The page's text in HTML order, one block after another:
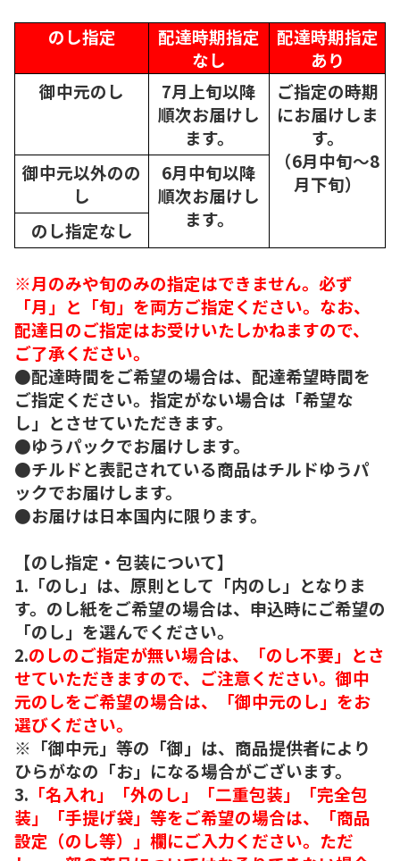
のし指定
配達時期指定
なし
配達時期指定
あり
御中元のし
7月上旬以降
順次お届けし
ます。
ご指定の時期
にお届けしま
す。
（6月中旬～8
月下旬）
御中元以外のの
し
6月中旬以降
順次お届けし
ます。
のし指定なし
※月のみや旬のみの指定はできません。必ず
「月」と「旬」を両方ご指定ください。なお、
配達日のご指定はお受けいたしかねますので、
ご了承ください。
●配達時間をご希望の場合は、配達希望時間を
ご指定ください。指定がない場合は「希望な
し」とさせていただきます。
●ゆうパックでお届けします。
●チルドと表記されている商品はチルドゆうパ
ックでお届けします。
●お届けは日本国内に限ります。
【のし指定・包装について】
1.「のし」は、原則として「内のし」となりま
す。のし紙をご希望の場合は、申込時にご希望の
「のし」を選んでください。
2.のしのご指定が無い場合は、「のし不要」とさ
せていただきますので、ご注意ください。御中
元のしをご希望の場合は、「御中元のし」をお
選びください。
※「御中元」等の「御」は、商品提供者により
ひらがなの「お」になる場合がございます。
3. 「名入れ」「外のし」「二重包装」「完全包
装」「手提げ袋」等をご希望の場合は、「商品
設定（のし等）」欄にご入力ください。ただ